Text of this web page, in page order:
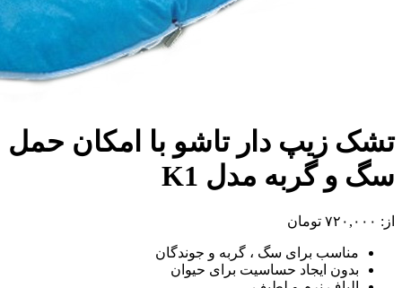
تشک زیپ دار تاشو با امکان حمل
سگ و گربه مدل K1
از: ۷۲۰,۰۰۰ تومان
مناسب برای سگ ، گربه و جوندگان
بدون ایجاد حساسیت برای حیوان